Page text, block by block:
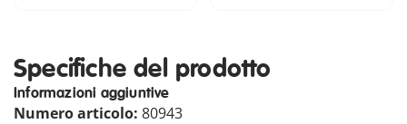
Specifiche del prodotto
Informazioni aggiuntive
Numero articolo: 80943